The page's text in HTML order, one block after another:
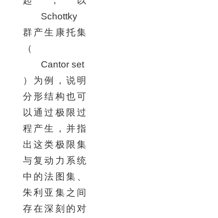
Schottky
群产生康托集
（
Cantor set
）为例，说明
分形结构也可
以通过极限过
程产生，并指
出这类极限集
与复动力系统
中的法图集、
朱利亚集之间
存在深刻的对